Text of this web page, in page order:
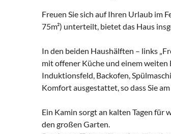
Freuen Sie sich auf Ihren Urlaub im
75m²) unterteilt, bietet das Haus
In den beiden Haushälften – links
mit offener Küche und einem
Induktionsfeld, Backofen,
Komfort ausgestattet, so dass Sie
Ein Kamin sorgt an kalten Tagen für
den großen Garten.